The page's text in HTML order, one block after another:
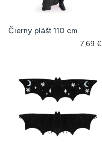
Čierny plášť 110 cm
7,69 €